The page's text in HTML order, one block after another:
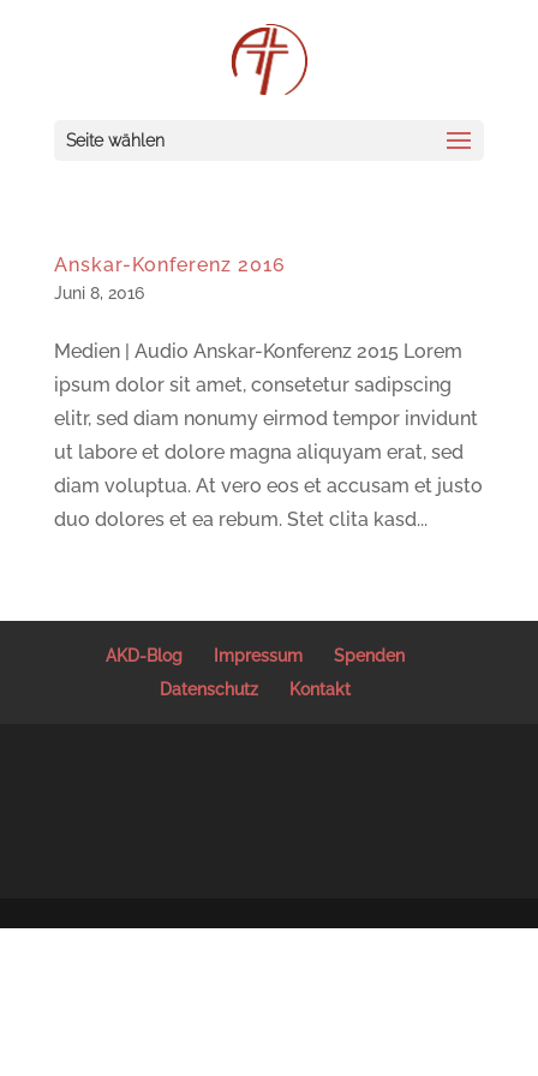
Seite wählen
Anskar-Konferenz 2016
Juni 8, 2016
Medien | Audio Anskar-Konferenz 2015 Lorem
ipsum dolor sit amet, consetetur sadipscing
elitr, sed diam nonumy eirmod tempor invidunt
ut labore et dolore magna aliquyam erat, sed
diam voluptua. At vero eos et accusam et justo
duo dolores et ea rebum. Stet clita kasd...
AKD-Blog Impressum
Spenden
Datenschutz
Kontakt